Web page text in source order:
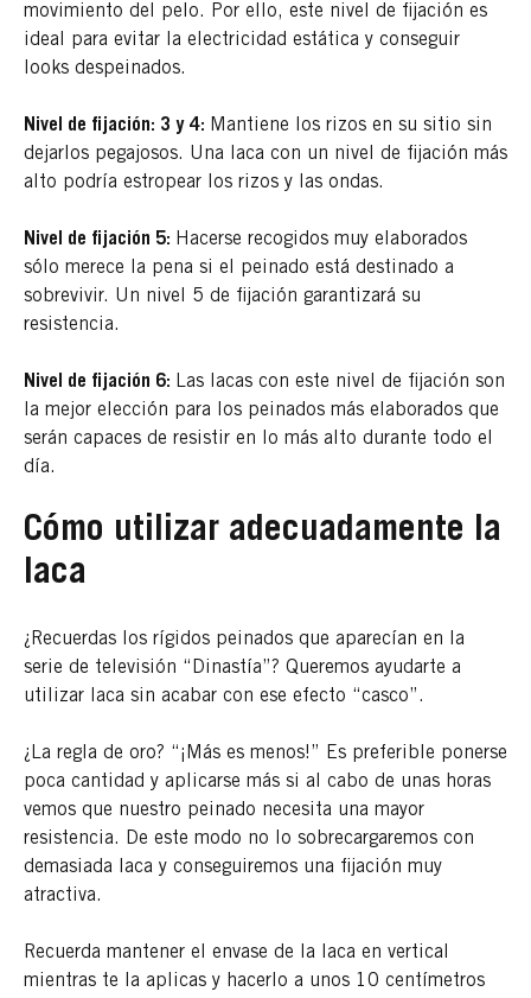
movimiento del pelo. Por ello, este nivel de fijación es
ideal para evitar la electricidad estática y conseguir
looks despeinados.
Nivel de fijación: 3 y 4: Mantiene los rizos en su sitio sin
dejarlos pegajosos. Una laca con un nivel de fijación más
alto podría estropear los rizos y las ondas.
Nivel de fijación 5: Hacerse recogidos muy elaborados
sólo merece la pena si el peinado está destinado a
sobrevivir. Un nivel 5 de fijación garantizará su
resistencia.
Nivel de fijación 6: Las lacas con este nivel de fijación son
la mejor elección para los peinados más elaborados que
serán capaces de resistir en lo más alto durante todo el
día.
Cómo utilizar adecuadamente la
laca
¿Recuerdas los rígidos peinados que aparecían en la
serie de televisión “Dinastía”? Queremos ayudarte a
utilizar laca sin acabar con ese efecto “casco”.
¿La regla de oro? “¡Más es menos!” Es preferible ponerse
poca cantidad y aplicarse más si al cabo de unas horas
vemos que nuestro peinado necesita una mayor
resistencia. De este modo no lo sobrecargaremos con
demasiada laca y conseguiremos una fijación muy
atractiva.
Recuerda mantener el envase de la laca en vertical
mientras te la aplicas y hacerlo a unos 10 centímetros